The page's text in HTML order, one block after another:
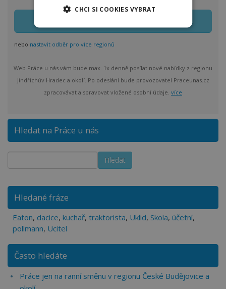
nebo nastavit odběr pro více regionů
Web Práce u nás vám bude max. 1x denně posílat nové nabídky z regionu
Jindřichův Hradec a okolí. Po odeslání bude provozovatel Praceunas.cz
zpracovávat a spravovat vložené osobní údaje. více
Hledat na Práce u nás
Hledané fráze
Eaton, dacice, kuchař, traktorista, Uklid, Skola, účetní,
pollmann, Ucitel
Často hledáte
Práce jen na ranní směnu v regionu České Budějovice a
CHCI SI COOKIES VYBRAT